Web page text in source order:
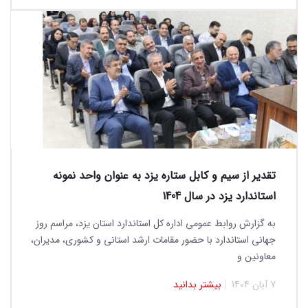
تقدیر از سیم و کابل ستاره یزد به عنوان واحد نمونه
استاندارد یزد در سال 1404
به گزارش روابط عمومی اداره کل استاندارد استان یزد، مراسم روز
جهانی استاندارد با حضور مقامات ارشد استانی و کشوری، مدیران،
معاونین و
7 آبان 1404
بیشتر بدانید